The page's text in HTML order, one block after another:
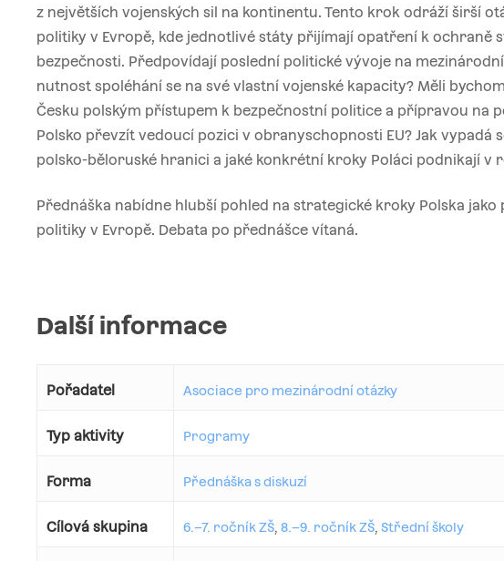
z největších vojenských sil na kontinentu. Tento krok odráží širší
politiky v Evropě, kde jednotlivé státy přijímají opatření k ochraně
bezpečnosti. Předpovídají poslední politické vývoje na
nutnost spoléhání se na své vlastní vojenské kapacity? Měli
Česku polským přístupem k bezpečnostní politice a přípravou na
Polsko převzít vedoucí pozici v obranyschopnosti EU? Jak vypadá
polsko-běloruské hranici a jaké konkrétní kroky Poláci podnikají v
Přednáška nabídne hlubší pohled na strategické kroky Polska
politiky v Evropě. Debata po přednášce vítaná.
Další informace
Pořadatel Asociace pro mezinárodní otázky
Typ aktivity Programy
Forma Přednáška s diskuzí
Cílová skupina 6.–7. ročník ZŠ, 8.–9. ročník ZŠ, Střední školy